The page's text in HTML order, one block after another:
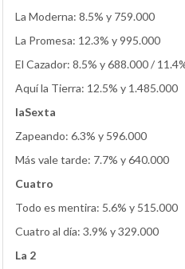
La Moderna: 8.5% y 759.000
La Promesa: 12.3% y 995.000
El Cazador: 8.5% y 688.000 /
Aquí la Tierra: 12.5% y 1.485.000
laSexta
Zapeando: 6.3% y 596.000
Más vale tarde: 7.7% y 640.000
Cuatro
Todo es mentira: 5.6% y 515.000
Cuatro al día: 3.9% y 329.000
La 2